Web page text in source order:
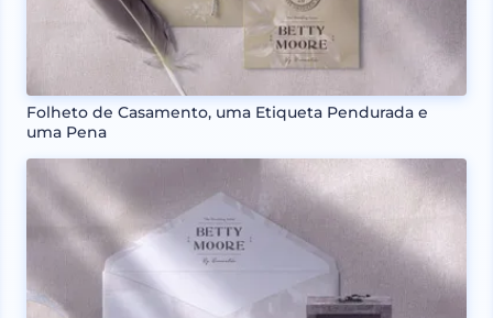
Folheto de Casamento, uma Etiqueta Pendurada e
uma Pena